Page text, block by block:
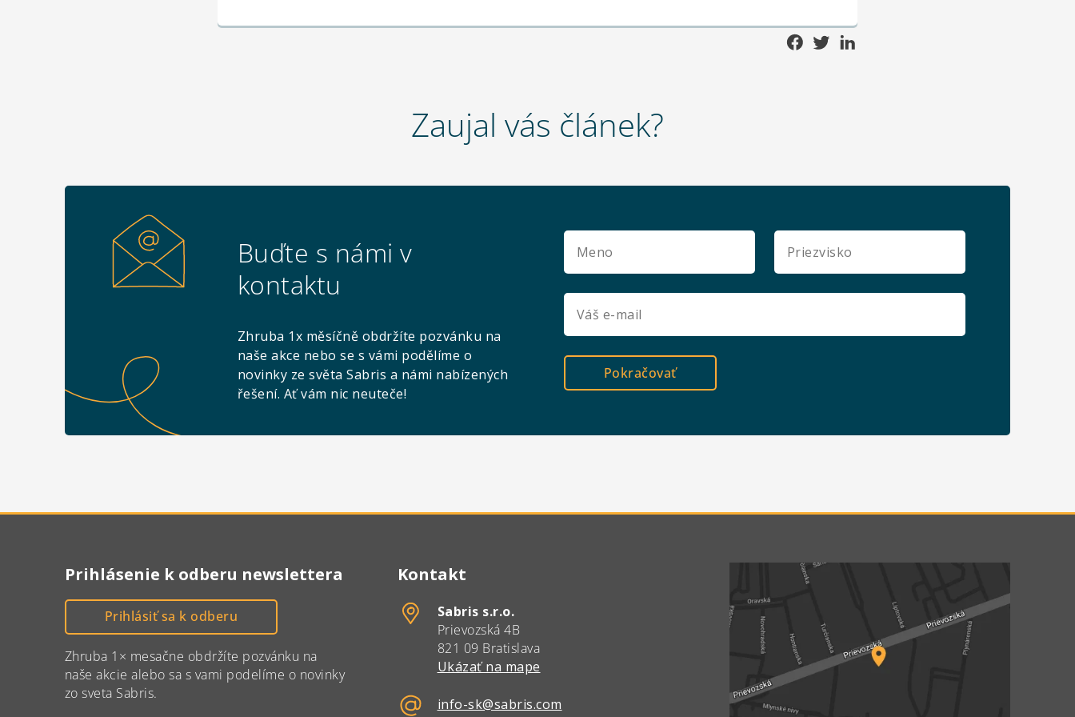
Zaujal vás článek?
Buďte s námi v
kontaktu
Zhruba 1x měsíčně obdržíte pozvánku na
naše akce nebo se s vámi podělíme o
novinky ze světa Sabris a námi nabízených
řešení. Ať vám nic neuteče!
Pokračovať
Prihlásenie k odberu newslettera
Prihlásiť sa k odberu
Zhruba 1× mesačne obdržíte pozvánku na
naše akcie alebo sa s vami podelíme o novinky
zo sveta Sabris.
Kontakt
Sabris s.r.o.
Prievozská 4B
821 09 Bratislava
Ukázať na mape
info-sk@sabris.com